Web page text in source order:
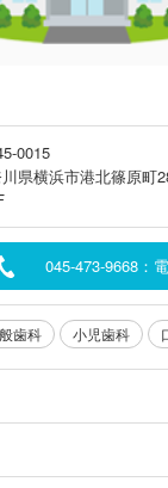
0015
県横浜市港北篠原町
045-473-9668：
歯科 小児歯科